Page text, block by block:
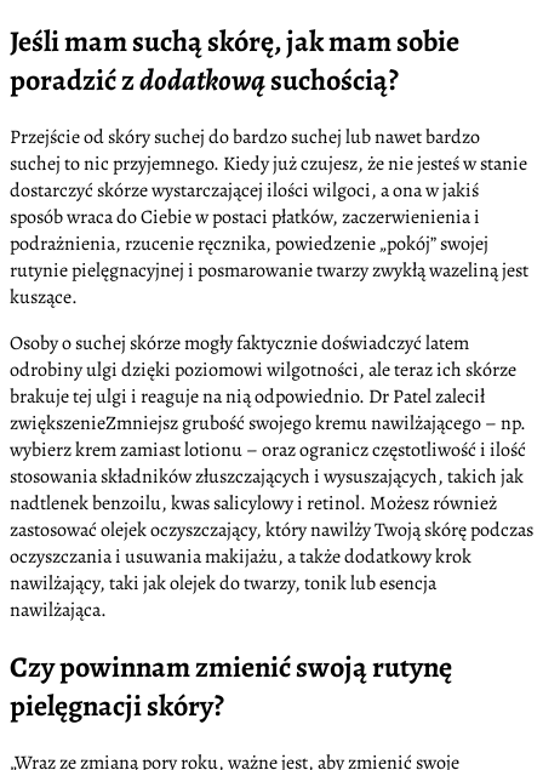
Jeśli mam suchą skórę, jak mam sobie
poradzić zdodatkowąsuchością?
Przejście od skóry suchej do bardzo suchej lub nawet bardzo
suchej to nic przyjemnego. Kiedy już czujesz, że nie jesteś w stanie
dostarczyć skórze wystarczającej ilości wilgoci, a ona w jakiś
sposób wraca do Ciebie w postaci płatków, zaczerwienienia i
podrażnienia, rzucenie ręcznika, powiedzenie „pokój” swojej
rutynie pielęgnacyjnej i posmarowanie twarzy zwykłą wazeliną jest
kuszące.
Osoby o suchej skórze mogły faktycznie doświadczyć latem
odrobiny ulgi dzięki poziomowi wilgotności, ale teraz ich skórze
brakuje tej ulgi i reaguje na nią odpowiednio. Dr Patel zalecił
zwiększenieZmniejsz grubość swojego kremu nawilżającego – np.
wybierz krem zamiast lotionu – oraz ogranicz częstotliwość i ilość
stosowania składników złuszczających i wysuszających, takich jak
nadtlenek benzoilu, kwas salicylowy i retinol. Możesz również
zastosować olejek oczyszczający, który nawilży Twoją skórę podczas
oczyszczania i usuwania makijażu, a także dodatkowy krok
nawilżający, taki jak olejek do twarzy, tonik lub esencja
nawilżająca.
Czy powinnam zmienić swoją rutynę
pielęgnacji skóry?
„Wraz ze zmianą pory roku, ważne jest, aby zmienić swoje